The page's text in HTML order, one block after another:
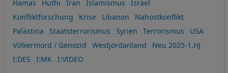
Hamas
Huthi Iran Islamismus
Israel
Konfliktforschung
Krise Libanon
Nahostkonflikt
Palästina
Staatsterrorismus Syrien Terrorismus
USA
Völkermord / Genozid
Westjordanland
Neu 2025-1.HJ
I:DES
I:MK I:VIDEO